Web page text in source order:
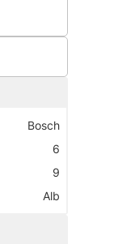
Bosch
6
9
Alb